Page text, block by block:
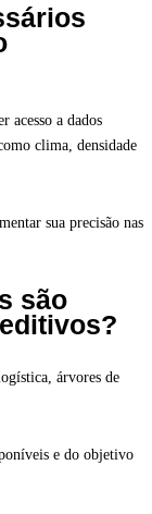
acesso a dados
clima, densidade
sua precisão nas
são
árvores de
e do objetivo